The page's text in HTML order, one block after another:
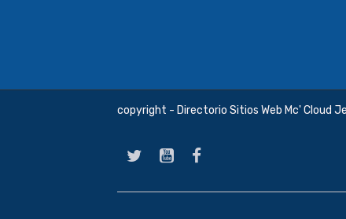
copyright - Directorio Sitios Web Mc' Cloud